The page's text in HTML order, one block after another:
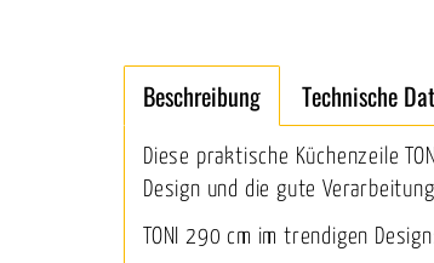
Beschreibung Technische
Diese praktische Küchenzeile
Design und die gute
TONI 290 cm im trendigen